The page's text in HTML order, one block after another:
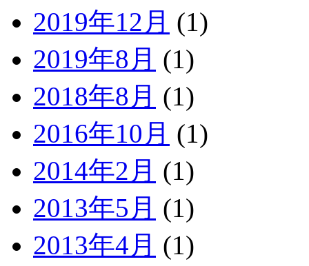
2019年12月 (1)
2019年8月 (1)
2018年8月 (1)
2016年10月 (1)
2014年2月 (1)
2013年5月 (1)
2013年4月 (1)